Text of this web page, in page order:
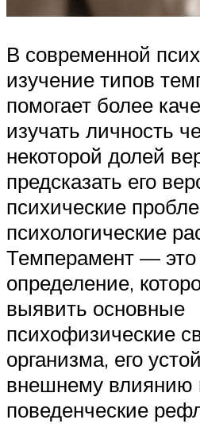
В современной
изучение типов
помогает более
изучать личность
некоторой долей
предсказать его
психические
психологические
Темперамент — это
определение,
выявить основные
психофизические
организма, его
внешнему влиянию
поведенческие